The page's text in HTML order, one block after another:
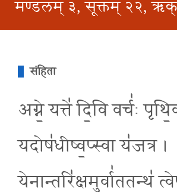
मण्डलम् ३, सूक्तम् २२,
संहिता
अग्ने॒ यत्ते॑ दि॒वि वर्च॑ः
यदोष॑धीष्व॒प्स्वा य॑जत्र ।
येना॒न्तरि॑क्षमु॒र्वा॑त॒तन्थ॑